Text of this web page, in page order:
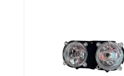
Marca: NINO